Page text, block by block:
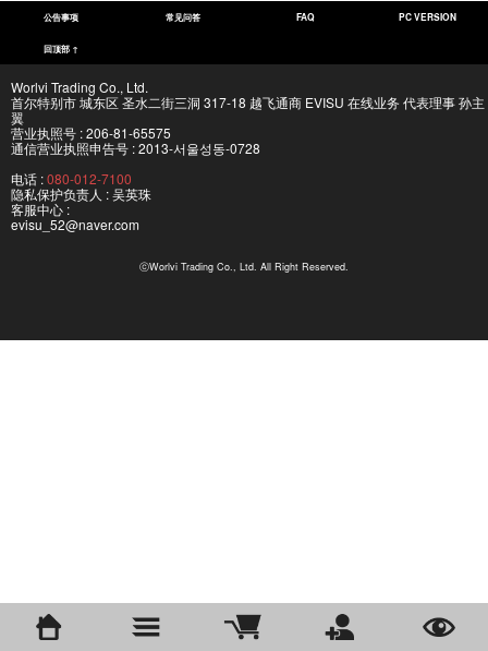
公告事项 常见问答 FAQ PC VERSION
回顶部 ↑
Worlvi Trading Co., Ltd.
首尔特别市 城东区 圣水二街三洞 317-18 越飞通商 EVISU 在线业务 代表理事 孙主
翼
营业执照号 : 206-81-65575
通信营业执照申告号 : 2013-서울성동-0728
电话 :080-012-7100
隐私保护负责人 : 吴英珠
客服中心 :
evisu_52@naver.com
ⓒWorlvi Trading Co., Ltd. All Right Reserved.